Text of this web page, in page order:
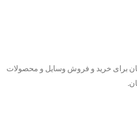
برای خرید و فروش وسایل و محصولات